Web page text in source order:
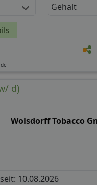
Gehalt
d)
Wolsdorff Tobacco
10.08.2026